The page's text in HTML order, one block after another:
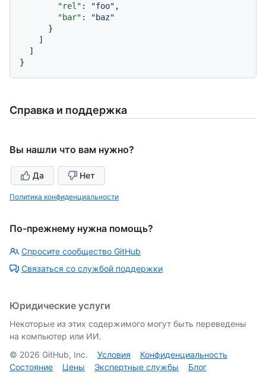
"rel" : "foo" ,
"bar" :
"baz"
}
]
]
}
Справка и поддержка
Вы нашли что вам нужно?
Да Нет
Политика конфиденциальности
По-прежнему нужна помощь?
Спросите сообщество GitHub
Связаться со службой поддержки
Юридические услуги
Некоторые из этих содержимого могут быть переведены
на компьютер или ИИ.
© 2026 GitHub, Inc. Условия
Конфиденциальность
Состояние
Цены Экспертные службы Блог